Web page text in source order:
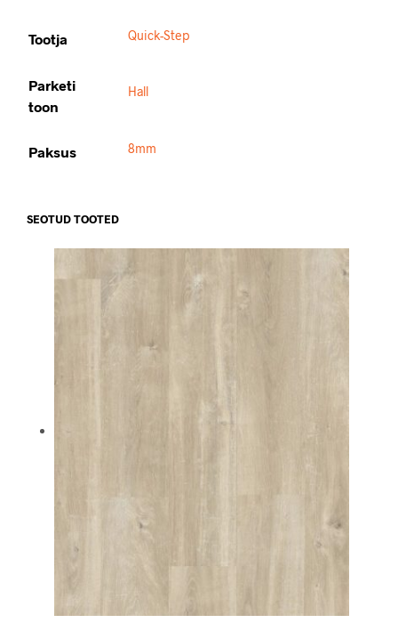
Tootja Quick-Step
Parketi
toon
Hall
Paksus 8mm
SEOTUD TOOTED